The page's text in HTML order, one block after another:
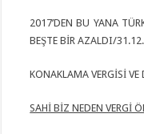
2017’DEN BU YANA
BEŞTE BİR AZALDI/
KONAKLAMA VERGİSİ
SAHİ BİZ NEDEN VERGİ